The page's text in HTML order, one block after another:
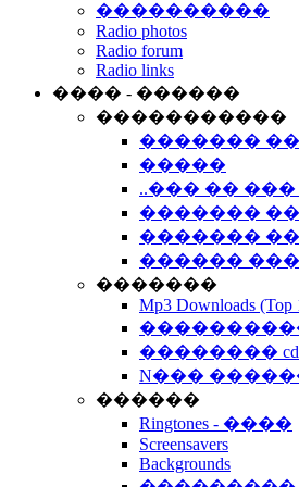
����������
Radio photos
Radio forum
Radio links
���� - ������
�����������
�������
�����
..��� �� ���
�������
�������
������
�������
Mp3 Downloads (Top
��������
N���
������
Ringtones - ����
Screensavers
Backgrounds